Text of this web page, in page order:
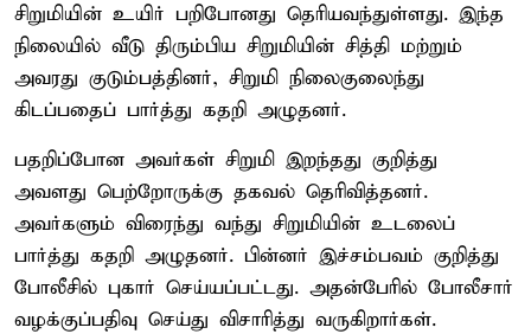
சிறுமியின் உயிர் பறிபோனது தெரியவந்துள்ளது. இந்த
நிலையில் வீடு திரும்பிய சிறுமியின் சித்தி மற்றும்
அவரது குடும்பத்தினர், சிறுமி நிலைகுலைந்து
கிடப்பதைப் பார்த்து கதறி அழுதனர்.
பதறிப்போன அவர்கள் சிறுமி இறந்தது குறித்து
அவளது பெற்றோருக்கு தகவல் தெரிவித்தனர்.
அவர்களும் விரைந்து வந்து சிறுமியின் உடலைப்
பார்த்து கதறி அழுதனர். பின்னர் இச்சம்பவம் குறித்து
போலீசில் புகார் செய்யப்பட்டது. அதன்பேரில் போலீசார்
வழக்குப்பதிவு செய்து விசாரித்து வருகிறார்கள்.